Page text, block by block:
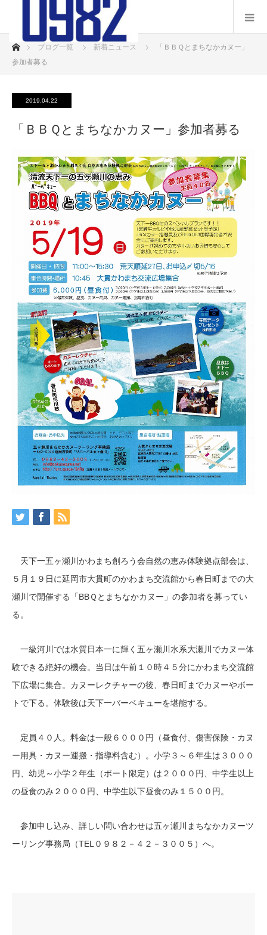
ホームブログ一覧 新着ニュース
「ＢＢＱとまちなかカヌー」
参加者募る
2019.04.22
「ＢＢＱとまちなかカヌー」参加者募る
天下一五ヶ瀬川かわまち創ろう会自然の恵み体験拠点部会は、
５月１９日に延岡市大貫町のかわまち交流館から春日町までの大
瀬川で開催する「BBＱとまちなかカヌー」の参加者を募ってい
る。
一級河川では水質日本一に輝く五ヶ瀬川水系大瀬川でカヌー体
験できる絶好の機会。当日は午前１０時４５分にかわまち交流館
下広場に集合。カヌーレクチャーの後、春日町までカヌーやボー
トで下る。体験後は天下一バーベキューを堪能する。
定員４０人。料金は一般６０００円（昼食付、傷害保険・カヌ
ー用具・カヌー運搬・指導料含む）。小学３～６年生は３０００
円、幼児～小学２年生（ボート限定）は２０００円、中学生以上
の昼食のみ２０００円、中学生以下昼食のみ１５００円。
参加申し込み、詳しい問い合わせは五ヶ瀬川まちなかカヌーツ
ーリング事務局（TEL０９８２－４２－３００５）へ。